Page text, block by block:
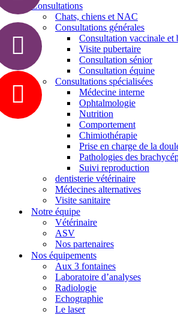
Consultations
Chats, chiens et NAC
Consultations générales
Consultation vaccinale et
Visite pubertaire
Consultation sénior
Consultation équine
Consultations spécialisées
Médecine interne
Ophtalmologie
Nutrition
Comportement
Chimiothérapie
Prise en charge de la
Pathologies des
Suivi reproduction
dentisterie vétérinaire
Médecines alternatives
Visite sanitaire
Notre équipe
Vétérinaire
ASV
Nos partenaires
Nos équipements
Aux 3 fontaines
Laboratoire d’analyses
Radiologie
Echographie
Le laser